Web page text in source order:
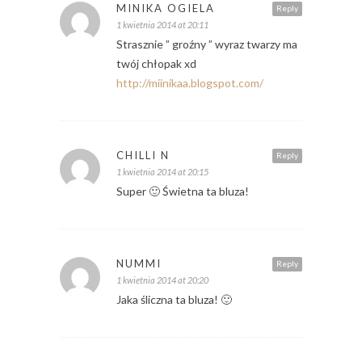
Reply
MINIKA OGIELA
1 kwietnia 2014 at 20:11
Strasznie ” groźny ” wyraz twarzy ma
twój chłopak xd
http://miinikaa.blogspot.com/
Reply
CHILLI N
1 kwietnia 2014 at 20:15
Super 🙂 Świetna ta bluza!
Reply
NUMMI
1 kwietnia 2014 at 20:20
Jaka śliczna ta bluza! 🙂